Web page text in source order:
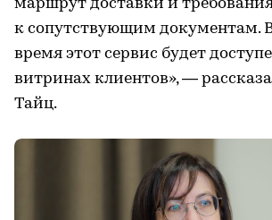
маршрут доставки и
к сопутствующим документам.
время этот сервис будет
витринах клиентов», —
Тайц.